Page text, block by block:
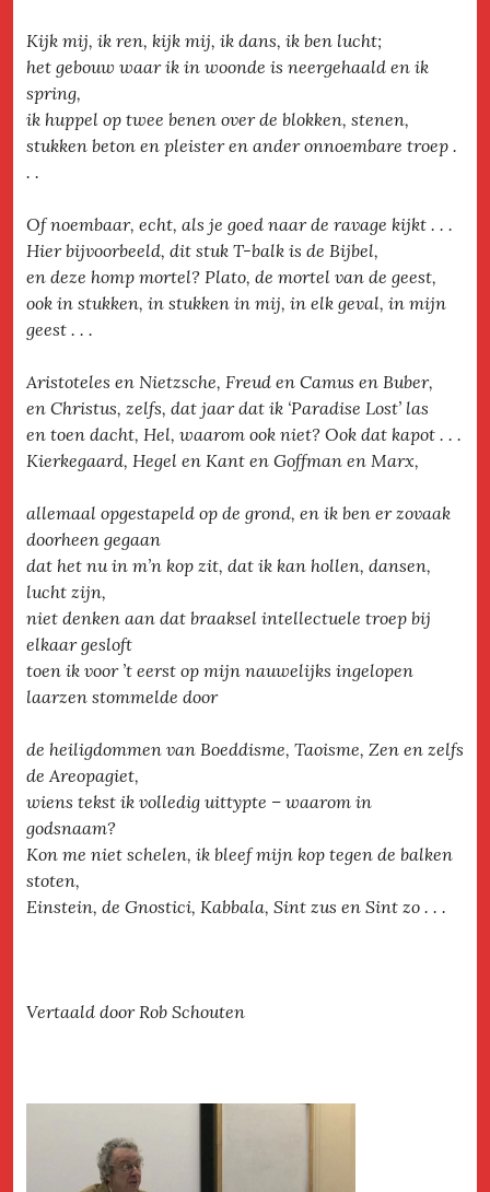
Kijk mij, ik ren, kijk mij, ik dans, ik ben lucht;
het gebouw waar ik in woonde is neergehaald en ik
spring,
ik huppel op twee benen over de blokken, stenen,
stukken beton en pleister en ander onnoembare troep .
. .
Of noembaar, echt, als je goed naar de ravage kijkt . . .
Hier bijvoorbeeld, dit stuk T-balk is de Bijbel,
en deze homp mortel? Plato, de mortel van de geest,
ook in stukken, in stukken in mij, in elk geval, in mijn
geest . . .
Aristoteles en Nietzsche, Freud en Camus en Buber,
en Christus, zelfs, dat jaar dat ik ‘Paradise Lost’ las
en toen dacht, Hel, waarom ook niet? Ook dat kapot . . .
Kierkegaard, Hegel en Kant en Goffman en Marx,
allemaal opgestapeld op de grond, en ik ben er zovaak
doorheen gegaan
dat het nu in m’n kop zit, dat ik kan hollen, dansen,
lucht zijn,
niet denken aan dat braaksel intellectuele troep bij
elkaar gesloft
toen ik voor ’t eerst op mijn nauwelijks ingelopen
laarzen stommelde door
de heiligdommen van Boeddisme, Taoisme, Zen en zelfs
de Areopagiet,
wiens tekst ik volledig uittypte – waarom in
godsnaam?
Kon me niet schelen, ik bleef mijn kop tegen de balken
stoten,
Einstein, de Gnostici, Kabbala, Sint zus en Sint zo . . .
Vertaald door Rob Schouten